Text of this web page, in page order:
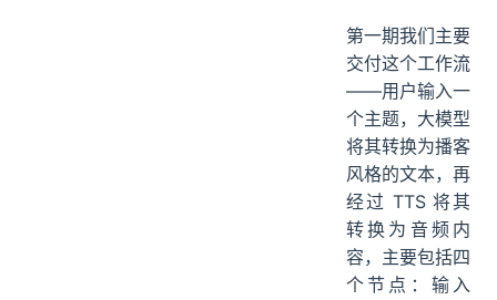
第一期我们主要
交付这个工作流
——用户输入一
个主题，大模型
将其转换为播客
风格的文本，再
经过 TTS 将其
转换为音频内
容，主要包括四
个节点：输入